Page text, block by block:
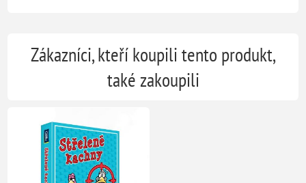
Zákazníci, kteří koupili tento produkt,
také zakoupili